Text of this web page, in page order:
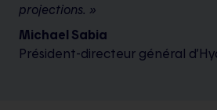
projections. »
Michael Sabia
Président-directeur général